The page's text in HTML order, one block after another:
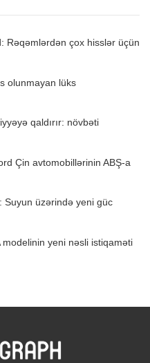
Rəqəmlərdən çox hisslər üçün
olunmayan lüks
qaldırır: növbəti
Çin avtomobillərinin ABŞ-a
Suyun üzərində yeni güc
yeni nəsli istiqaməti